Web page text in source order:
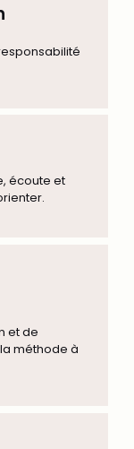
écoute et
et de
méthode à